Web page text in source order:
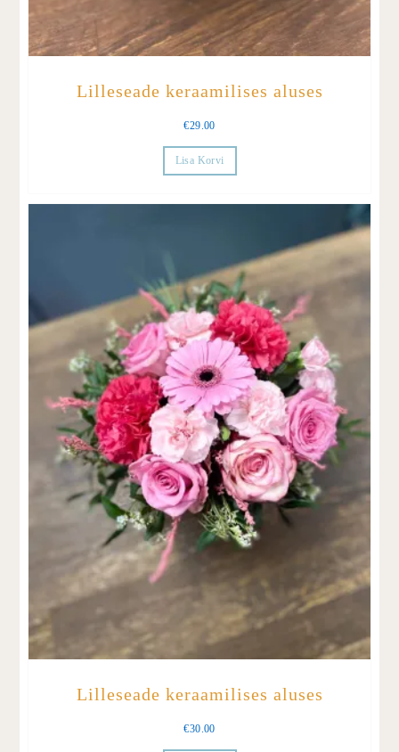
Lilleseade keraamilises aluses
€29.00
Lisa Korvi
Lilleseade keraamilises aluses
€30.00